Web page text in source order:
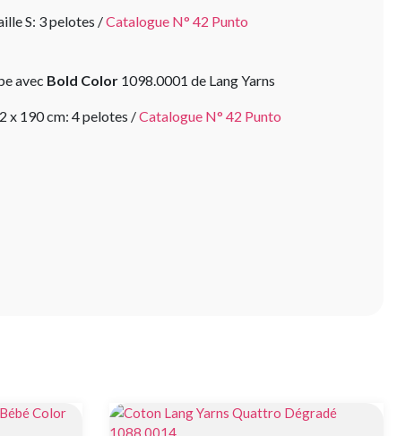
S: 3 pelotes /Catalogue N° 42 Punto
avec Bold Color 1098.0001 de Lang Yarns
x 190 cm: 4 pelotes /Catalogue N° 42 Punto